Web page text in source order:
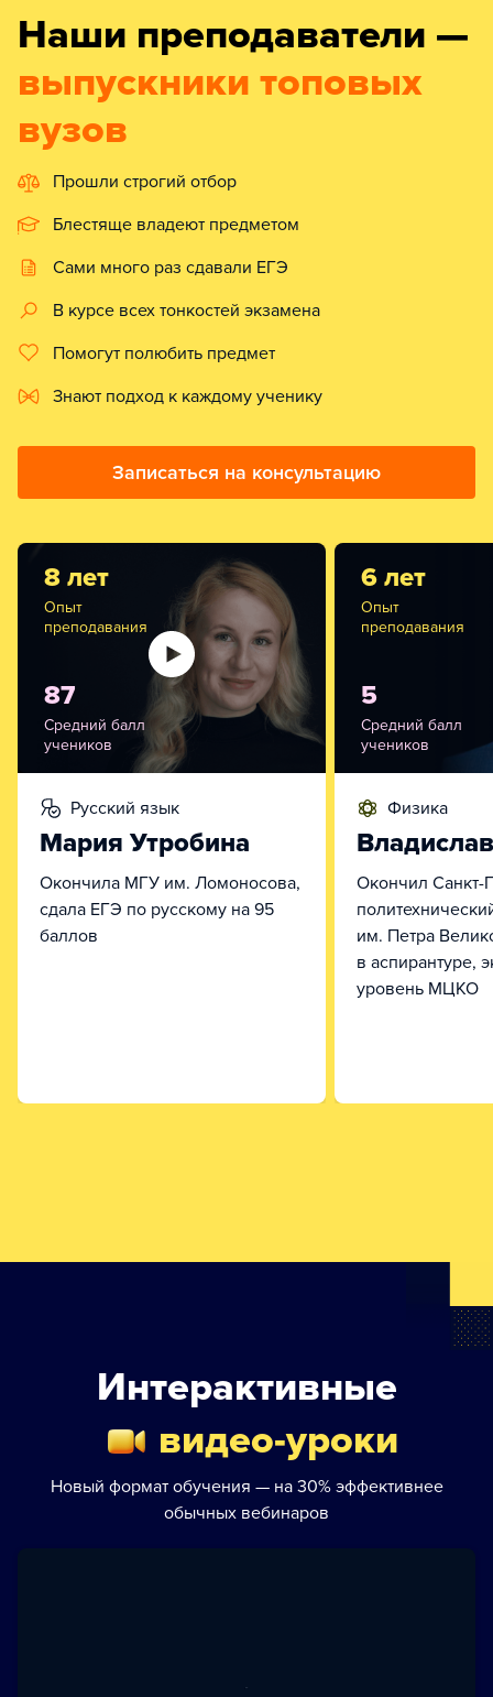
Наши преподаватели —
выпускники топовых
вузов
Прошли строгий отбор
Блестяще владеют предметом
Сами много раз сдавали ЕГЭ
В курсе всех тонкостей экзамена
Помогут полюбить предмет
Знают подход к каждому ученику
Записаться на консультацию
8 лет
Опыт
преподавания
87
Средний балл
учеников
русский язык
Мария Утробина
Окончила МГУ им. Ломоносова,
сдала ЕГЭ по русскому на 95
баллов
6 лет
Опыт
преподавания
5
Средний балл
учеников
физика
Окончил Санкт-
им. Петра
в аспирантуре,
уровень МЦКО
Интерактивные
видео-уроки
Новый формат обучения — на 30% эффективнее
обычных вебинаров